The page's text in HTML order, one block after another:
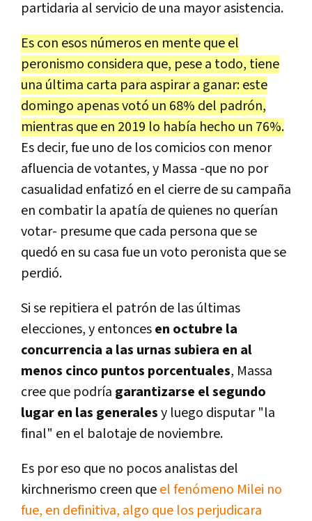
partidaria al servicio de una mayor asistencia.
Es con esos números en mente que el
peronismo considera que, pese a todo, tiene
una última carta para aspirar a ganar: este
domingo apenas votó un 68% del padrón,
mientras que en 2019 lo había hecho un 76%.
Es decir, fue uno de los comicios con menor
afluencia de votantes, y Massa -que no por
casualidad enfatizó en el cierre de su campaña
en combatir la apatía de quienes no querían
votar- presume que cada persona que se
quedó en su casa fue un voto peronista que se
perdió.
Si se repitiera el patrón de las últimas
elecciones, y entoncesen octubre la
concurrencia a las urnas subiera en al
menos cinco puntos porcentuales, Massa
cree que podría garantizarse el segundo
lugar en las generalesy luego disputar "la
final" en el balotaje de noviembre.
Es por eso que no pocos analistas del
kirchnerismo creen queel fenómeno Milei no
fue, en definitiva, algo que los perjudicara